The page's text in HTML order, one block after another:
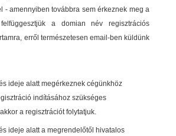
- amennyiben továbbra sem érkeznek meg a
a domian név regisztrációs
erről természetesen email-ben küldünk
ideje alatt megérkeznek cégünkhöz
indításához szükséges
a regisztrációt folytatjuk.
ideje alatt a megrendelőtől hivatalos